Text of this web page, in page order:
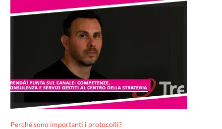
Perché sono importanti i protocolli?